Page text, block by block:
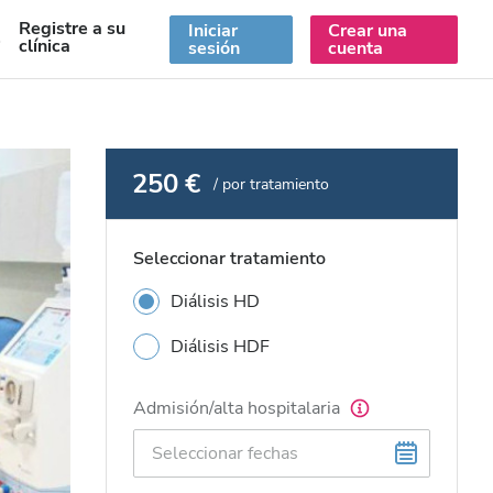
Registre a su
clínica
Iniciar
sesión
Crear una
cuenta
250 € / por tratamiento
Seleccionar tratamiento
Diálisis HD
Diálisis HDF
Admisión/alta hospitalaria